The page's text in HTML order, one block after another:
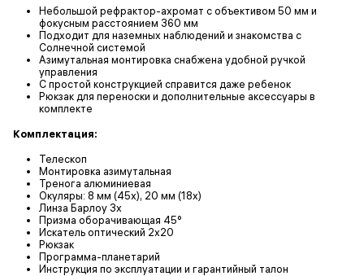
Небольшой рефрактор-ахромат с объективом 50 мм и
фокусным расстоянием 360 мм
Подходит для наземных наблюдений и знакомства с
Солнечной системой
Азимутальная монтировка снабжена удобной ручкой
управления
С простой конструкцией справится даже ребенок
Рюкзак для переноски и дополнительные аксессуары в
комплекте
Комплектация:
Телескоп
Монтировка азимутальная
Тренога алюминиевая
Окуляры: 8 мм (45x), 20 мм (18x)
Линза Барлоу 3x
Призма оборачивающая 45°
Искатель оптический 2x20
Рюкзак
Программа-планетарий
Инструкция по эксплуатации и гарантийный талон